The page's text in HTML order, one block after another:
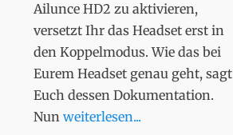
Ailunce HD2 zu aktivieren,
versetzt Ihr das Headset erst in
den Koppelmodus. Wie das bei
Eurem Headset genau geht, sagt
Euch dessen Dokumentation.
Nun weiterlesen...